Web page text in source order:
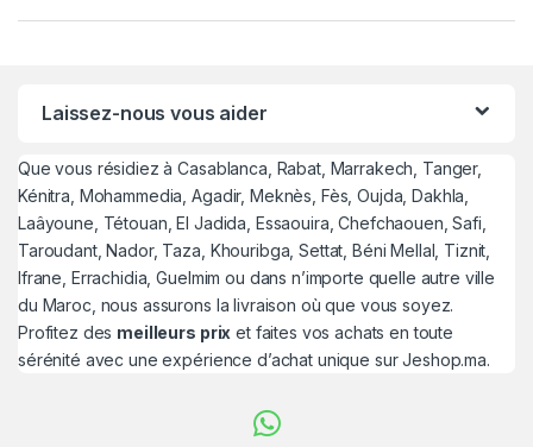
Laissez-nous vous aider
Que vous résidiez à Casablanca, Rabat, Marrakech, Tanger,
Kénitra, Mohammedia, Agadir, Meknès, Fès, Oujda, Dakhla,
Laâyoune, Tétouan, El Jadida, Essaouira, Chefchaouen, Safi,
Taroudant, Nador, Taza, Khouribga, Settat, Béni Mellal, Tiznit,
Ifrane, Errachidia, Guelmim ou dans n’importe quelle autre ville
du Maroc, nous assurons la livraison où que vous soyez.
Profitez des meilleurs prix et faites vos achats en toute
sérénité avec une expérience d’achat unique sur Jeshop.ma.